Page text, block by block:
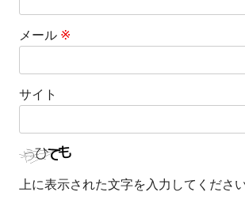
メール ※
サイト
上に表示された文字を入力してください